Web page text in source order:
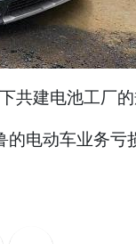
建电池工厂的
电动车业务